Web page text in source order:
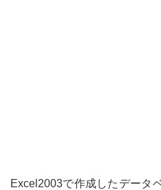
Excel2003で作成したデータ